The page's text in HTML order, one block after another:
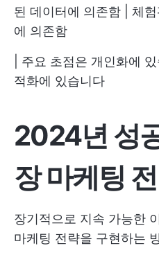
된 데이터에 의존함 | 체
에 의존함
| 주요 초점은 개인화에
적화에 있습니다
2024년 성
장 마케팅
장기적으로 지속 가능한
마케팅 전략을 구현하는